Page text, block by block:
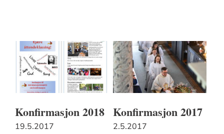
Konfirmasjon 2018
19.5.2017
Konfirmasjon 2017
2.5.2017